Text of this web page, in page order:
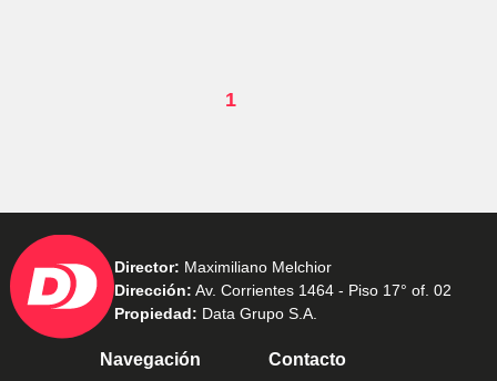
1
Director: Maximiliano Melchior
Dirección: Av. Corrientes 1464 - Piso 17° of. 02
Propiedad: Data Grupo S.A.
Navegación Contacto